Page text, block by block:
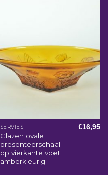
SERVIES
Glazen ovale
presenteerschaal
op vierkante voet
amberkleurig
€16,95